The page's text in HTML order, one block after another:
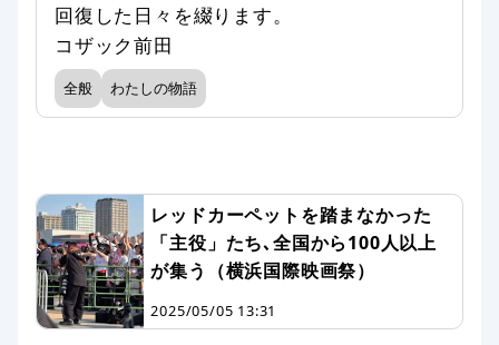
回復した日々を綴ります。
コザック前田
全般 わたしの物語
レッドカーペットを踏まなかった
「主役」たち､全国から100人以上
が集う（横浜国際映画祭）
2025/05/05 13:31